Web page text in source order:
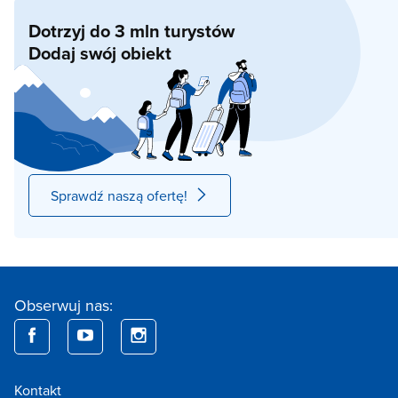
Dotrzyj do 3 mln turystów
Dodaj swój obiekt
Sprawdź naszą ofertę!
Obserwuj nas:
Kontakt